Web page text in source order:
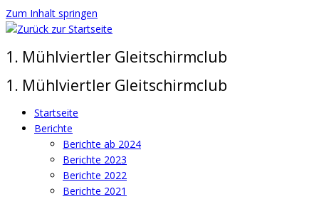
Zum Inhalt springen
1. Mühlviertler Gleitschirmclub
1. Mühlviertler Gleitschirmclub
Startseite
Berichte
Berichte ab 2024
Berichte 2023
Berichte 2022
Berichte 2021